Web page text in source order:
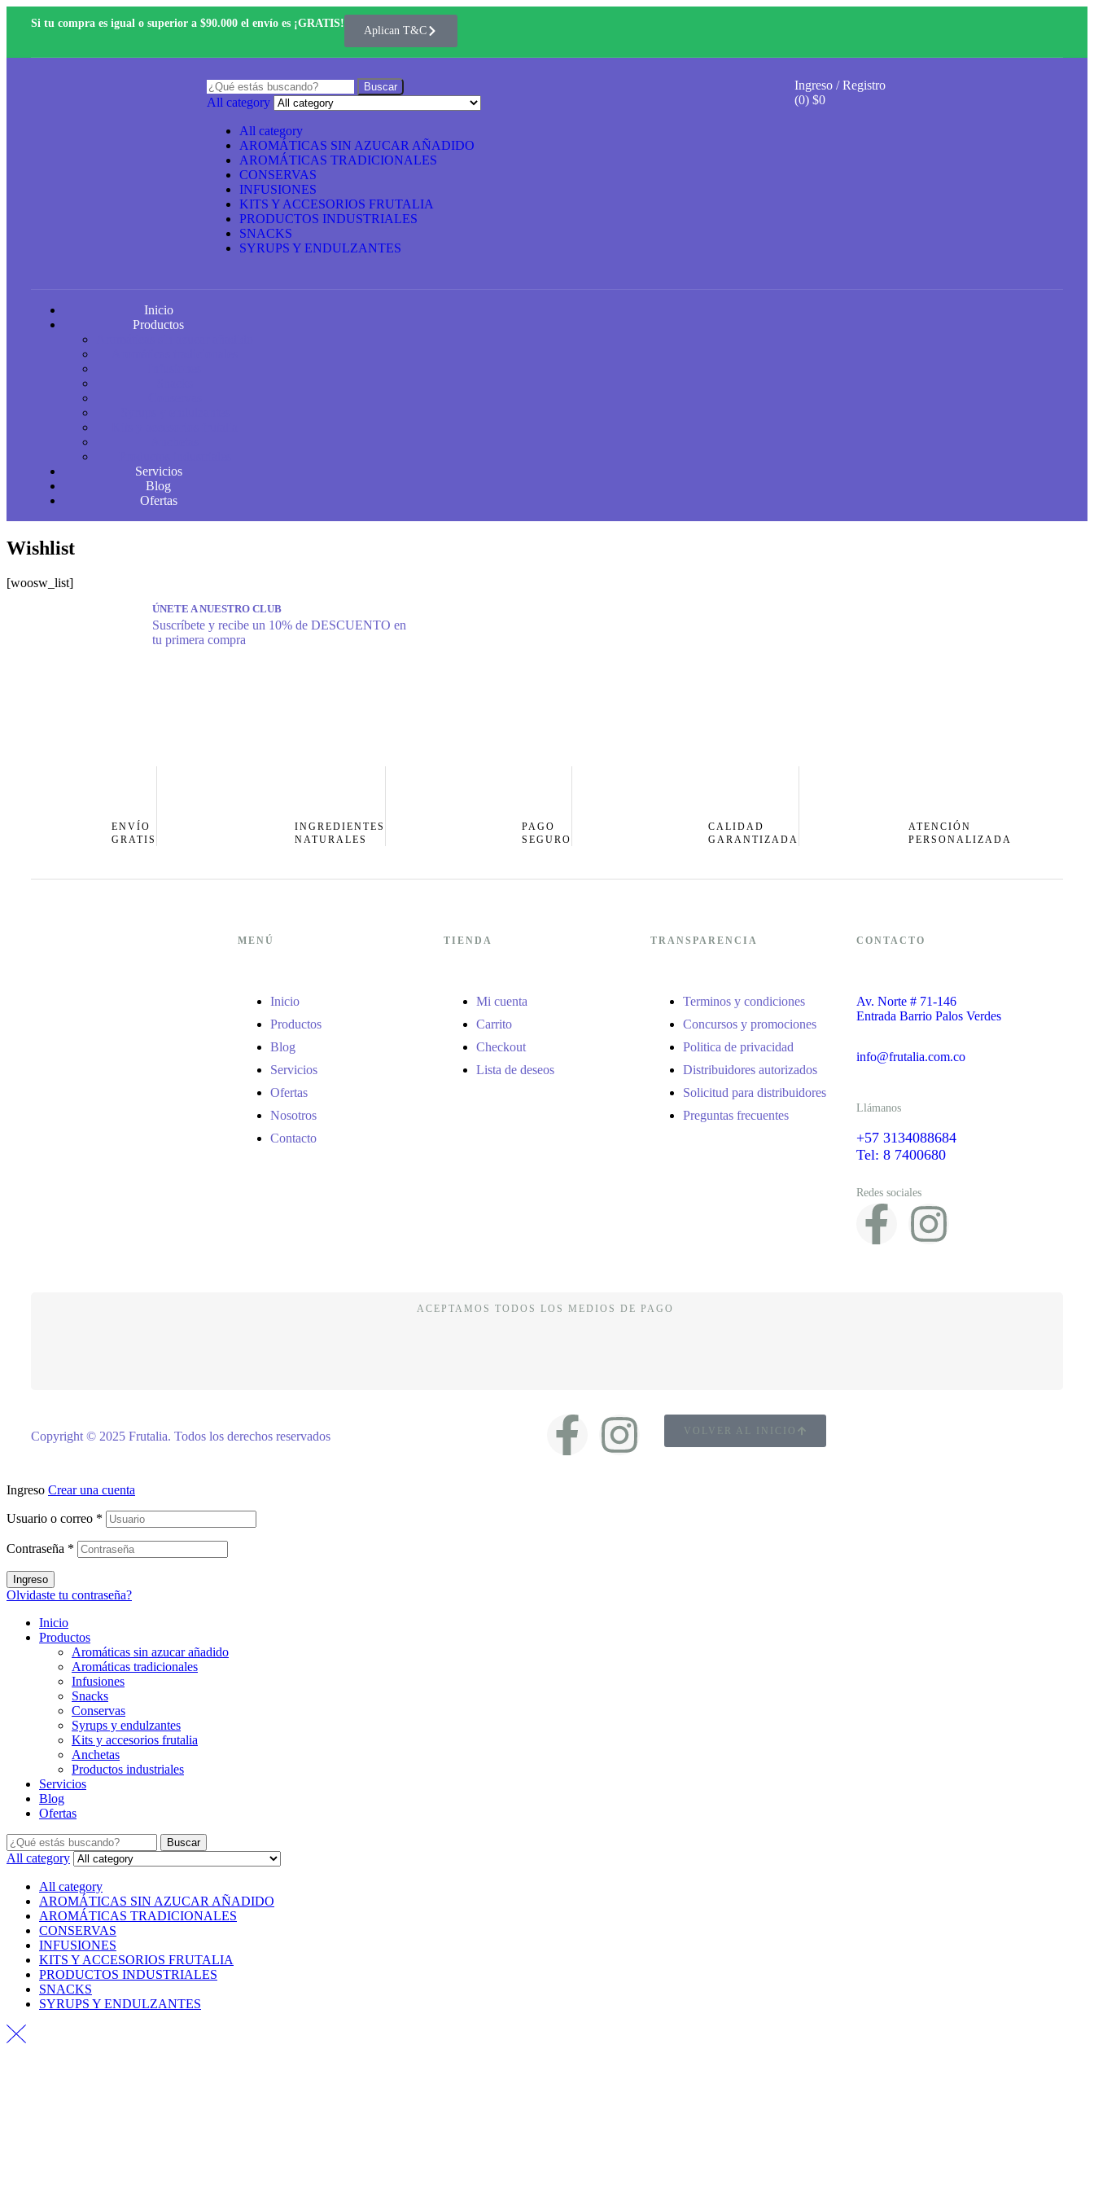
Si tu compra es igual o superior a $90.000 el envío es ¡GRATIS!
Aplican T&C
Buscar
All category
All category
AROMÁTICAS SIN AZUCAR AÑADIDO
AROMÁTICAS TRADICIONALES
CONSERVAS
INFUSIONES
KITS Y ACCESORIOS FRUTALIA
PRODUCTOS INDUSTRIALES
SNACKS
SYRUPS Y ENDULZANTES
Ingreso / Registro
(0) $0
Inicio
Productos
Servicios
Blog
Ofertas
Wishlist
[woosw_list]
ÚNETE A NUESTRO CLUB
Suscríbete y recibe un 10% de DESCUENTO en
tu primera compra
ENVÍO
GRATIS
INGREDIENTES
NATURALES
PAGO
SEGURO
CALIDAD
GARANTIZADA
ATENCIÓN
PERSONALIZADA
MENÚ
Inicio
Productos
Blog
Servicios
Ofertas
Nosotros
Contacto
TIENDA
Mi cuenta
Carrito
Checkout
Lista de deseos
TRANSPARENCIA
Terminos y condiciones
Concursos y promociones
Politica de privacidad
Distribuidores autorizados
Solicitud para distribuidores
Preguntas frecuentes
CONTACTO
Av. Norte # 71-146
Entrada Barrio Palos Verdes
info@frutalia.com.co
Llámanos
+57 3134088684
Tel: 8 7400680
Redes sociales
ACEPTAMOS TODOS LOS MEDIOS DE PAGO
Copyright © 2025 Frutalia. Todos los derechos reservados VOLVER AL INICIO
Ingreso Crear una cuenta
Usuario o correo *
Contraseña *
Ingreso
Olvidaste tu contraseña?
Inicio
Productos
Aromáticas sin azucar añadido
Aromáticas tradicionales
Infusiones
Snacks
Conservas
Syrups y endulzantes
Kits y accesorios frutalia
Anchetas
Productos industriales
Servicios
Blog
Ofertas
Buscar
All category
All category
AROMÁTICAS SIN AZUCAR AÑADIDO
AROMÁTICAS TRADICIONALES
CONSERVAS
INFUSIONES
KITS Y ACCESORIOS FRUTALIA
PRODUCTOS INDUSTRIALES
SNACKS
SYRUPS Y ENDULZANTES